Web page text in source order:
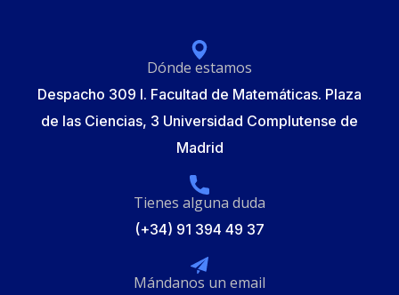
Dónde estamos
Despacho 309 I. Facultad de Matemáticas. Plaza
de las Ciencias, 3 Universidad Complutense de
Madrid
Tienes alguna duda
(+34) 91 394 49 37
Mándanos un email